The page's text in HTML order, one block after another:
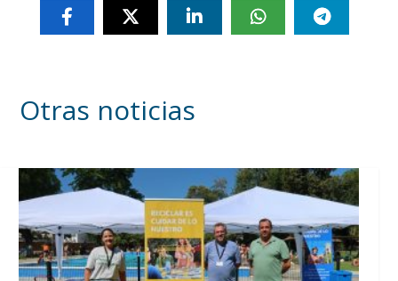
Otras noticias